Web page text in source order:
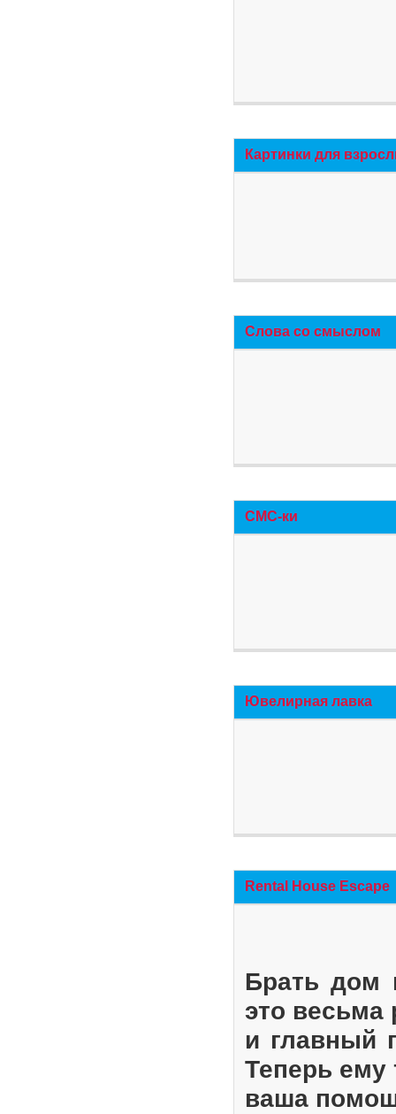
Картинки для
Слова со смыслом
СМС-ки
Ювелирная лавка
Rental House Escape
Брать дом
это весьма
и главный
Теперь ему
ваша